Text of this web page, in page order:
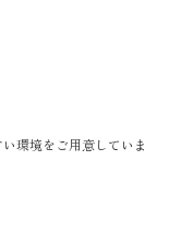
環境をご用意していま